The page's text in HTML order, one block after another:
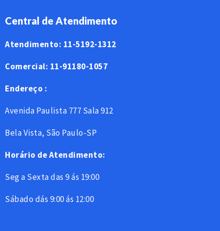
Central de Atendimento
Atendimento: 11-5192-1312
Comercial: 11-91180-1057
Endereço :
Avenida Paulista 777 Sala 912
Bela Vista, São Paulo-SP
Horário de Atendimento:
Seg a Sexta das 9 ás 19:00
Sábado dás 9:00 ás 12:00